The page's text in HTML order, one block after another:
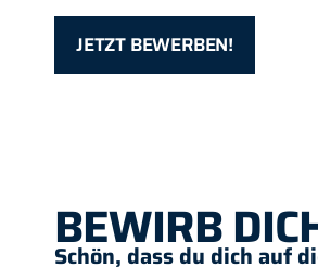
JETZT BEWERBEN!
BEWIRB
Schön, dass du dich auf